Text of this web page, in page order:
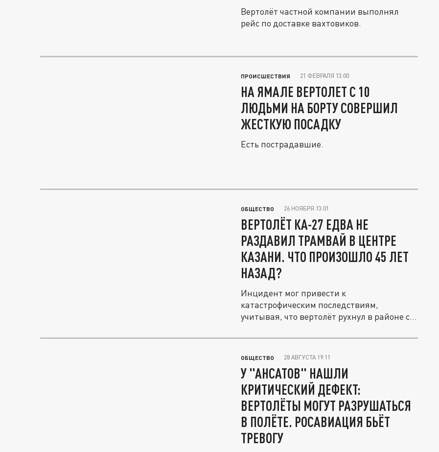
Вертолёт частной компании выполнял
рейс по доставке вахтовиков.
ПРОИСШЕСТВИЯ 21 ФЕВРАЛЯ 13:00
НА ЯМАЛЕ ВЕРТОЛЕТ С 10
ЛЮДЬМИ НА БОРТУ СОВЕРШИЛ
ЖЕСТКУЮ ПОСАДКУ
Есть пострадавшие.
ОБЩЕСТВО 26 НОЯБРЯ 13:01
ВЕРТОЛЁТ КА-27 ЕДВА НЕ
РАЗДАВИЛ ТРАМВАЙ В ЦЕНТРЕ
КАЗАНИ. ЧТО ПРОИЗОШЛО 45 ЛЕТ
НАЗАД?
Инцидент мог привести к
катастрофическим последствиям,
учитывая, что вертолёт рухнул в районе с
ОБЩЕСТВО 28 АВГУСТА 19:11
У "АНСАТОВ" НАШЛИ
КРИТИЧЕСКИЙ ДЕФЕКТ:
ВЕРТОЛЁТЫ МОГУТ РАЗРУШАТЬСЯ
В ПОЛЁТЕ. РОСАВИАЦИЯ БЬЁТ
ТРЕВОГУ